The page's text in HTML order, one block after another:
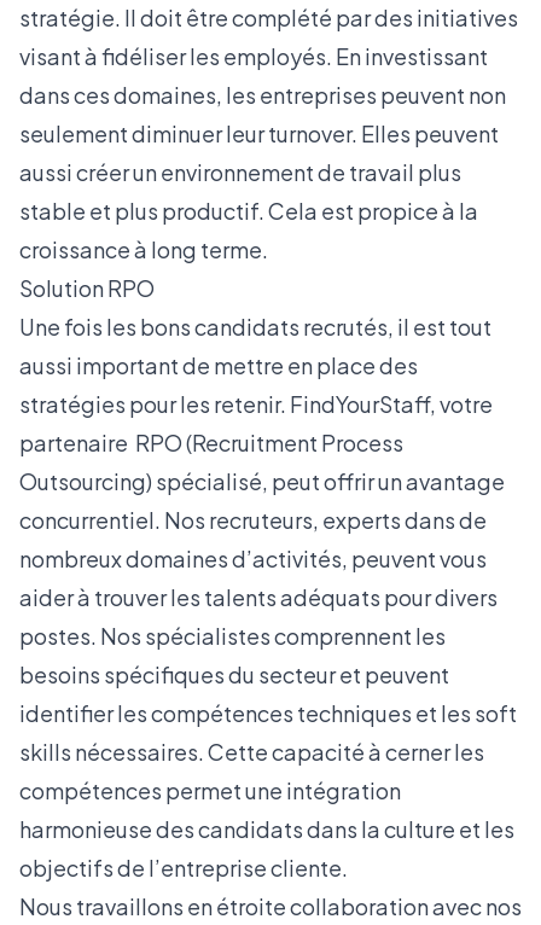
stratégie. Il doit être complété par des initiatives
visant à fidéliser les employés. En investissant
dans ces domaines, les entreprises peuvent non
seulement diminuer leur turnover. Elles peuvent
aussi créer un environnement de travail plus
stable et plus productif. Cela est propice à la
croissance à long terme.
Solution RPO
Une fois les bons candidats recrutés, il est tout
aussi important de mettre en place des
stratégies pour les retenir. FindYourStaff, votre
partenaire RPO (Recruitment Process
Outsourcing) spécialisé, peut offrir un avantage
concurrentiel. Nos recruteurs, experts dans de
nombreux domaines d’activités, peuvent vous
aider à trouver les talents adéquats pour divers
postes. Nos spécialistes comprennent les
besoins spécifiques du secteur et peuvent
identifier les compétences techniques et les soft
skills nécessaires. Cette capacité à cerner les
compétences permet une intégration
harmonieuse des candidats dans la culture et les
objectifs de l’entreprise cliente.
Nous travaillons en étroite collaboration avec nos